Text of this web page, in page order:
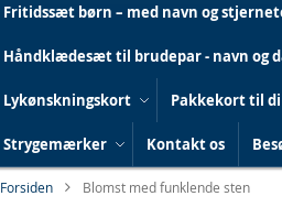
Fritidssæt børn – med navn og
Håndklædesæt til brudepar - navn og
Lykønskningskort Pakkekort til
Strygemærker Kontakt os
Forsiden Blomst med funklende sten